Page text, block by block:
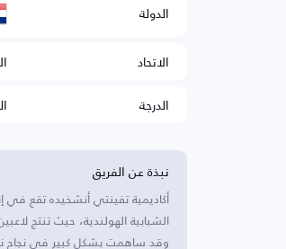
الدولة
الاتحاد
الدرجة
نبذة عن الفريق
أكاديمية تفينتي أنشخيده تقع في
الشبابية الهولندية، حيث تنتج
وقد ساهمت بشكل كبير في نجاح